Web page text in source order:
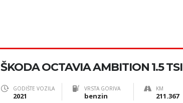
ŠKODA OCTAVIA AMBITION 1.5 TSI
GODIŠTE VOZILA
2021
VRSTA GORIVA
benzin
KM
211.367